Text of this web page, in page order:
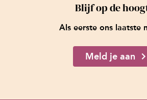
Blijf op de
Als eerste ons laatste
Meld je aan